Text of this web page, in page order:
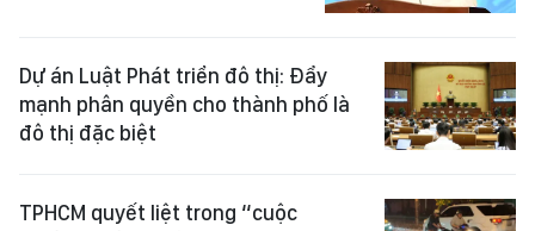
Dự án Luật Phát triển đô thị: Đẩy
mạnh phân quyền cho thành phố là
đô thị đặc biệt
TPHCM quyết liệt trong “cuộc